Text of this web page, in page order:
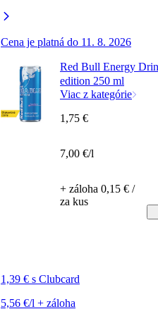
Cena je platná do 11. 8. 2026
Red Bull Energy
edition 250 ml
Viac z kategórie
1,39 € s Clubcard
5,56 €/l + záloha
1,75 €
7,00 €/l
+ záloha 0,15 € /
za kus